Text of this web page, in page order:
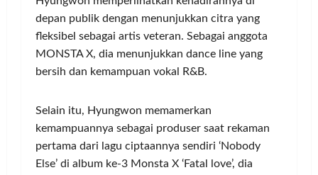
depan publik dengan menunjukkan citra yang
fleksibel sebagai artis veteran. Sebagai anggota
MONSTA X, dia menunjukkan dance line yang
bersih dan kemampuan vokal R&B.
Selain itu, Hyungwon memamerkan
kemampuannya sebagai produser saat rekaman
pertama dari lagu ciptaannya sendiri ‘Nobody
Else’ di album ke-3 Monsta X ‘Fatal love’, dia